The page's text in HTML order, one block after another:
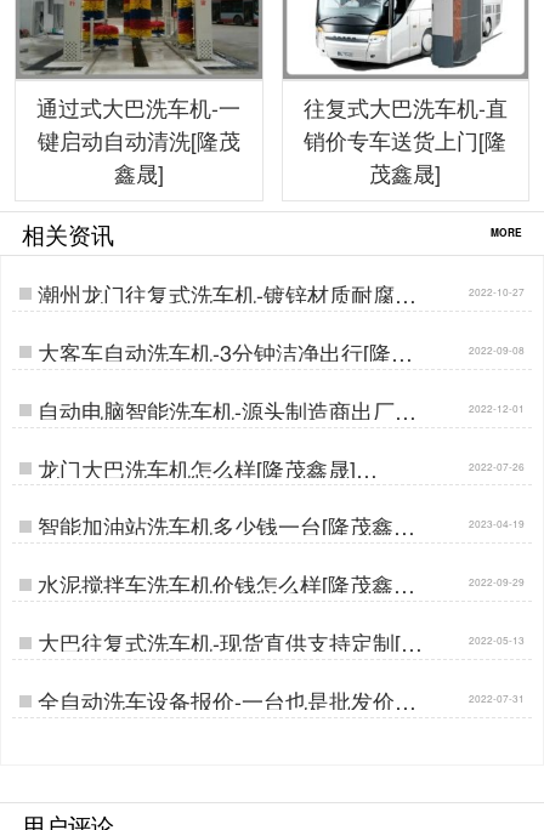
通过式大巴洗车机-一
键启动自动清洗[隆茂
鑫晟]
往复式大巴洗车机-直
销价专车送货上门[隆
茂鑫晟]
相关资讯 MORE
潮州龙门往复式洗车机-镀锌材质耐腐蚀
[隆茂鑫晟]…
2022-10-27
大客车自动洗车机-3分钟洁净出行[隆茂
鑫晟]…
2022-09-08
自动电脑智能洗车机-源头制造商出厂价
[隆茂鑫晟]…
2022-12-01
龙门大巴洗车机怎么样[隆茂鑫晟]… 2022-07-26
智能加油站洗车机多少钱一台[隆茂鑫晟]
…
2023-04-19
水泥搅拌车洗车机价钱怎么样[隆茂鑫晟]
…
2022-09-29
大巴往复式洗车机-现货直供支持定制[隆
茂鑫晟]…
2022-05-13
全自动洗车设备报价-一台也是批发价售
卖[隆茂鑫晟]…
2022-07-31